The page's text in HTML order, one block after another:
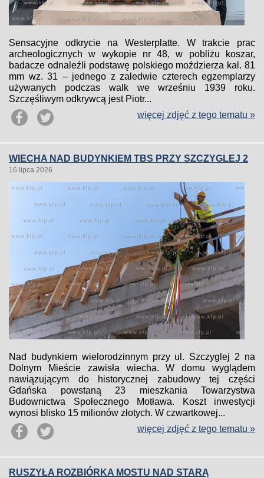
Sensacyjne odkrycie na Westerplatte. W trakcie prac
archeologicznych w wykopie nr 48, w pobliżu koszar,
badacze odnaleźli podstawę polskiego moździerza kal. 81
mm wz. 31 – jednego z zaledwie czterech egzemplarzy
używanych podczas walk we wrześniu 1939 roku.
Szczęśliwym odkrywcą jest Piotr...
więcej zdjęć z tego tematu »
WIECHA NAD BUDYNKIEM TBS PRZY SZCZYGLEJ 2
16 lipca 2026
Nad budynkiem wielorodzinnym przy ul. Szczyglej 2 na
Dolnym Mieście zawisła wiecha. W domu wyglądem
nawiązującym do historycznej zabudowy tej części
Gdańska powstaną 23 mieszkania Towarzystwa
Budownictwa Społecznego Motława. Koszt inwestycji
wynosi blisko 15 milionów złotych. W czwartkowej...
więcej zdjęć z tego tematu »
RUSZYŁA ROZBIÓRKA MOSTU NAD STARĄ